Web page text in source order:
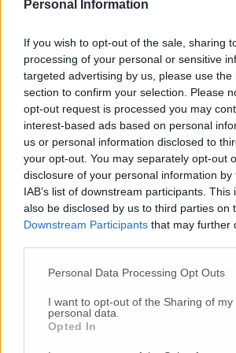
Personal Information
If you wish to opt-out of the sale, sharing
processing of your personal or sensitive
targeted advertising by us, please use the
section to confirm your selection. Please
opt-out request is processed you may
interest-based ads based on personal
us or personal information disclosed to
your opt-out. You may separately opt-out
disclosure of your personal information
IAB’s list of downstream participants.
also be disclosed by us to third parties on
Downstream Participants that may further
Personal Data Processing Opt Outs
I want to opt-out of the Sharing of my
personal data.
Opted In
(Foto-Video)
gravissimo un centauroin
24 Lug-Maltrattamenti all’asilo,
«Notifica arrivata in mattinata,
sono andati lì»
2 Ago-Fermato col taser, muore in
inseguimento. Indagini in corso per
cause
16 Lug-Tragedia a Marzocca,donna
da un treno(Foto)
9 Lug-Malore in casa, muoreil
“L’ha uccisa. Corri. Prendi l’aereo”
-Cordoglio a Fabriano per la
dell’architetto Bruno Rossi